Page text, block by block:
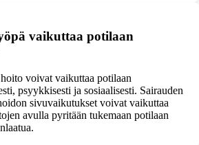
vaikuttaa potilaan
voivat vaikuttaa potilaan
psyykkisesti ja sosiaalisesti. Sairauden
sivuvaikutukset voivat vaikuttaa
avulla pyritään tukemaan potilaan